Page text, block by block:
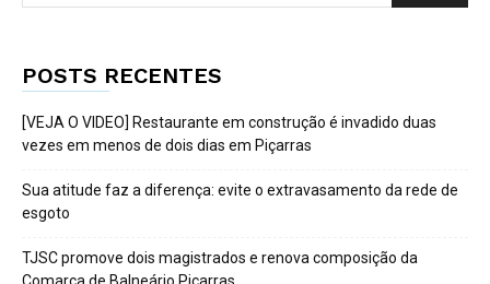
POSTS RECENTES
[VEJA O VIDEO] Restaurante em construção é invadido duas
vezes em menos de dois dias em Piçarras
Sua atitude faz a diferença: evite o extravasamento da rede de
esgoto
TJSC promove dois magistrados e renova composição da